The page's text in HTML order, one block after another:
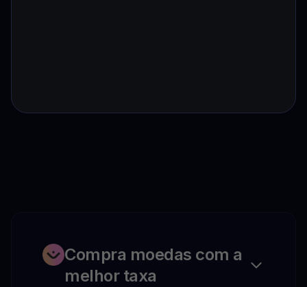
Compra moedas com a
melhor taxa